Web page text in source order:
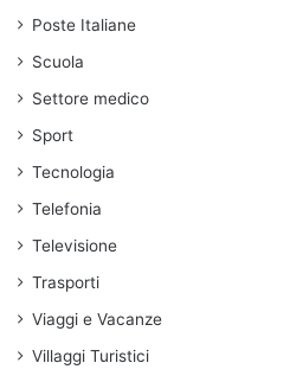
Poste Italiane
Scuola
Settore medico
Sport
Tecnologia
Telefonia
Televisione
Trasporti
Viaggi e Vacanze
Villaggi Turistici